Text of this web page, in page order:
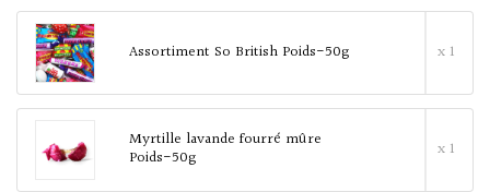
Assortiment So British Poids-50g x 1
Myrtille lavande fourré mûre
Poids-50g x 1